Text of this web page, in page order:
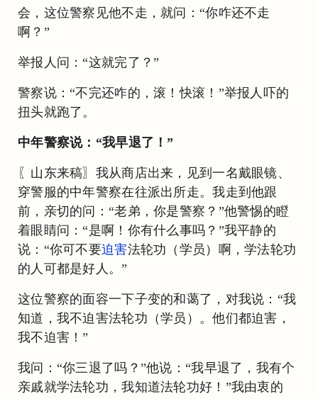
会，这位警察见他不走，就问：“你咋还不走
啊？”
举报人问：“这就完了？”
警察说：“不完还咋的，滚！快滚！”举报人吓的
扭头就跑了。
中年警察说：“我早退了！”
〖山东来稿〗我从商店出来，见到一名戴眼镜、
穿警服的中年警察在往派出所走。我走到他跟
前，亲切的问：“老弟，你是警察？”他警惕的瞪
着眼睛问：“是啊！你有什么事吗？”我平静的
说：“你可不要迫害法轮功（学员）啊，学法轮功
的人可都是好人。”
这位警察的面容一下子变的和蔼了，对我说：“我
知道，我不迫害法轮功（学员）。他们都迫害，
我不迫害！”
我问：“你三退了吗？”他说：“我早退了，我有个
亲戚就学法轮功，我知道法轮功好！”我由衷的